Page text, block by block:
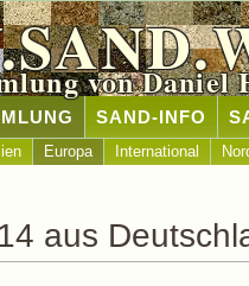
von Daniel
SAND-INFO
Europa International
aus